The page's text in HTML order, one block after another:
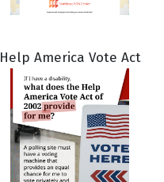
Help America Vote Act